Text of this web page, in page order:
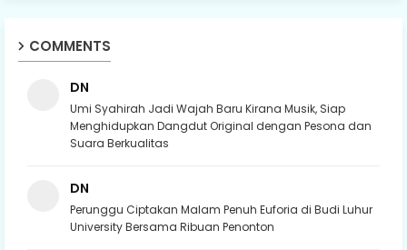
COMMENTS
DN
Umi Syahirah Jadi Wajah Baru Kirana Musik, Siap
Menghidupkan Dangdut Original dengan Pesona dan
Suara Berkualitas
DN
Perunggu Ciptakan Malam Penuh Euforia di Budi Luhur
University Bersama Ribuan Penonton